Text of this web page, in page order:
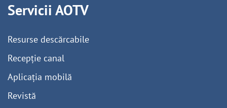
Servicii AOTV
Resurse descărcabile
Recepție canal
Aplicația mobilă
Revistă